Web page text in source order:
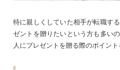
特に親しくしていた相手が転職す
ゼントを贈りたいという方も多い
人にプレゼントを贈る際のポイント